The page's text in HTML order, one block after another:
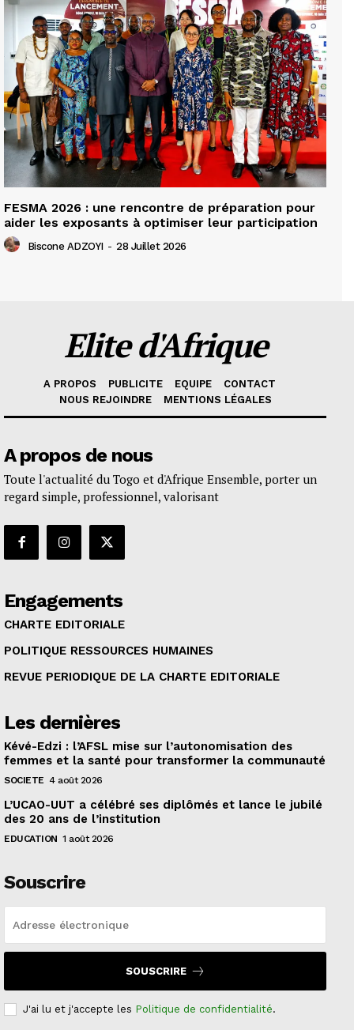
FESMA 2026 : une rencontre de préparation pour
aider les exposants à optimiser leur participation
Biscone ADZOYI - 28 Juillet 2026
Elite d'Afrique
A PROPOS PUBLICITE EQUIPE
CONTACT
NOUS REJOINDRE
MENTIONS LÉGALES
A propos de nous
Toute l'actualité du Togo et d'Afrique Ensemble, porter un
regard simple, professionnel, valorisant
Engagements
CHARTE EDITORIALE
POLITIQUE RESSOURCES HUMAINES
REVUE PERIODIQUE DE LA CHARTE EDITORIALE
Les dernières
Kévé-Edzi : l’AFSL mise sur l’autonomisation des
femmes et la santé pour transformer la communauté
SOCIETE 4 août 2026
L’UCAO-UUT a célébré ses diplômés et lance le jubilé
des 20 ans de l’institution
EDUCATION 1 août 2026
Souscrire
SOUSCRIRE
J'ai lu et j'accepte les Politique de confidentialité.